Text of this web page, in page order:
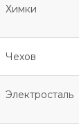
Химки
Чехов
Электросталь